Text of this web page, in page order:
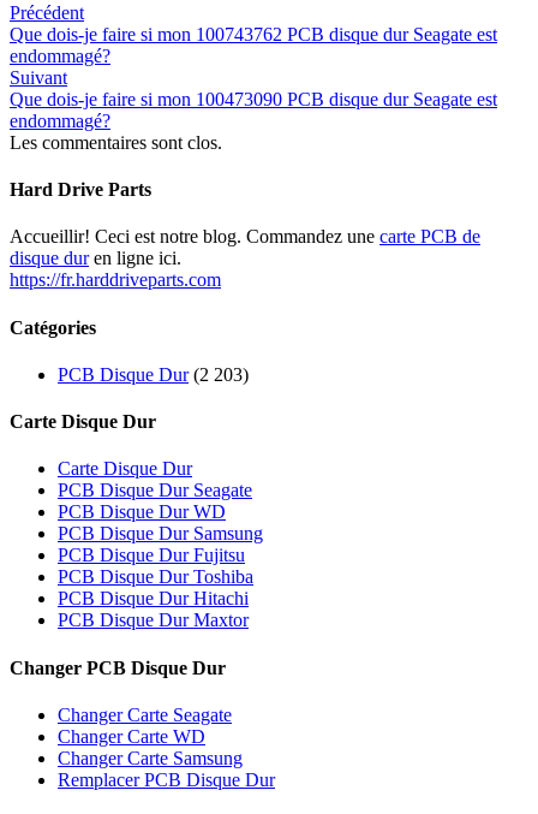
Précédent
Que dois-je faire si mon 100743762 PCB disque dur Seagate est
endommagé?
Suivant
Que dois-je faire si mon 100473090 PCB disque dur Seagate est
endommagé?
Les commentaires sont clos.
Hard Drive Parts
Accueillir! Ceci est notre blog. Commandez une carte PCB de
disque duren ligne ici.
https://fr.harddriveparts.com
Catégories
PCB Disque Dur(2 203)
Carte Disque Dur
Carte Disque Dur
PCB Disque Dur Seagate
PCB Disque Dur WD
PCB Disque Dur Samsung
PCB Disque Dur Fujitsu
PCB Disque Dur Toshiba
PCB Disque Dur Hitachi
PCB Disque Dur Maxtor
Changer PCB Disque Dur
Changer Carte Seagate
Changer Carte WD
Changer Carte Samsung
Remplacer PCB Disque Dur